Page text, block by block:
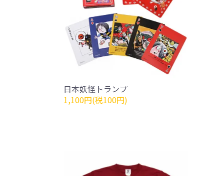
日本妖怪トランプ
1,100円(税100円)